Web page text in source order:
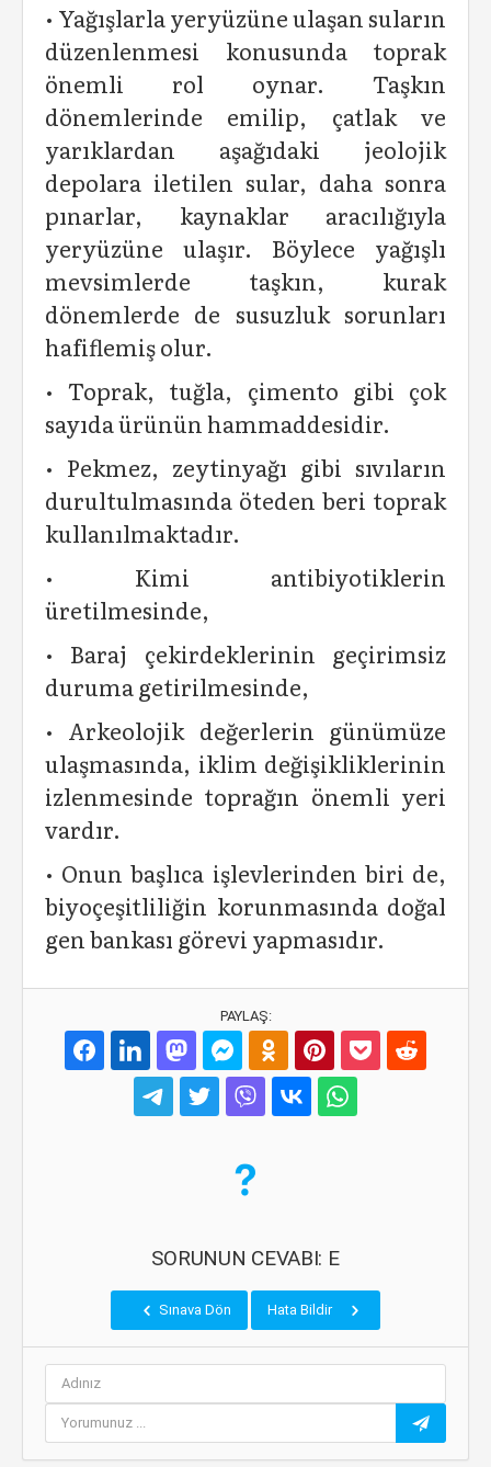
• Yağışlarla yeryüzüne ulaşan suların
düzenlenmesi konusunda toprak
önemli rol oynar. Taşkın
dönemlerinde emilip, çatlak ve
yarıklardan aşağıdaki jeolojik
depolara iletilen sular, daha sonra
pınarlar, kaynaklar aracılığıyla
yeryüzüne ulaşır. Böylece yağışlı
mevsimlerde taşkın, kurak
dönemlerde de susuzluk sorunları
hafiflemiş olur.
• Toprak, tuğla, çimento gibi çok
sayıda ürünün hammaddesidir.
• Pekmez, zeytinyağı gibi sıvıların
durultulmasında öteden beri toprak
kullanılmaktadır.
• Kimi antibiyotiklerin
üretilmesinde,
• Baraj çekirdeklerinin geçirimsiz
duruma getirilmesinde,
• Arkeolojik değerlerin günümüze
ulaşmasında, iklim değişikliklerinin
izlenmesinde toprağın önemli yeri
vardır.
• Onun başlıca işlevlerinden biri de,
biyoçeşitliliğin korunmasında doğal
gen bankası görevi yapmasıdır.
PAYLAŞ:
SORUNUN CEVABI: E
Sınava Dön Hata Bildir